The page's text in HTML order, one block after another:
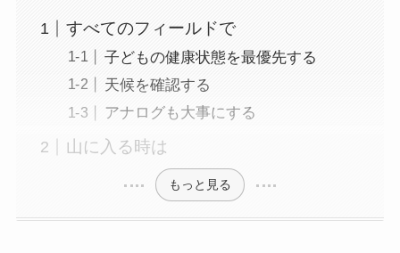
すべてのフィールドで
子どもの健康状態を最優先する
天候を確認する
アナログも大事にする
山に入る時は
もっと見る